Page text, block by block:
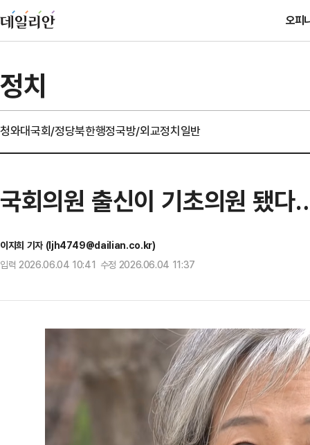
오피
정치
청와대국회/정당북한행정국방/외교정치일반
국회의원 출신이 기초의원 됐
이지희 기자 (ljh4749@dailian.co.kr)
입력 2026.06.04 10:41 수정 2026.06.04 11:37